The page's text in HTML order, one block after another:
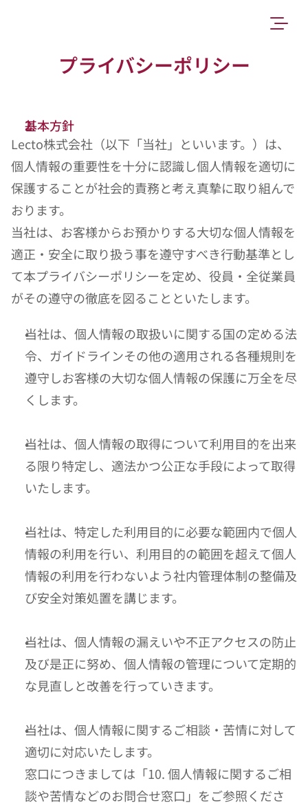
プライバシーポリシー
基本方針
Lecto株式会社（以下「当社」といいます。）は、
個人情報の重要性を十分に認識し個人情報を適切に
保護することが社会的責務と考え真摯に取り組んで
おります。
当社は、お客様からお預かりする大切な個人情報を
適正・安全に取り扱う事を遵守すべき行動基準とし
て本プライバシーポリシーを定め、役員・全従業員
がその遵守の徹底を図ることといたします。
当社は、個人情報の取扱いに関する国の定める法
令、ガイドラインその他の適用される各種規則を
遵守しお客様の大切な個人情報の保護に万全を尽
くします。
当社は、個人情報の取得について利用目的を出来
る限り特定し、適法かつ公正な手段によって取得
いたします。
当社は、特定した利用目的に必要な範囲内で個人
情報の利用を行い、利用目的の範囲を超えて個人
情報の利用を行わないよう社内管理体制の整備及
び安全対策処置を講じます。
当社は、個人情報の漏えいや不正アクセスの防止
及び是正に努め、個人情報の管理について定期的
な見直しと改善を行っていきます。
当社は、個人情報に関するご相談・苦情に対して
適切に対応いたします。
窓口につきましては「10. 個人情報に関するご相
談や苦情などのお問合せ窓口」をご参照くださ